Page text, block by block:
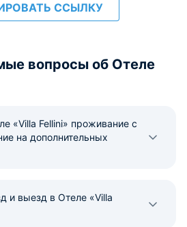
ССЫЛКУ
вопросы об Отеле
«Villa Fellini» проживание с
на дополнительных
и выезд в Отеле «Villa